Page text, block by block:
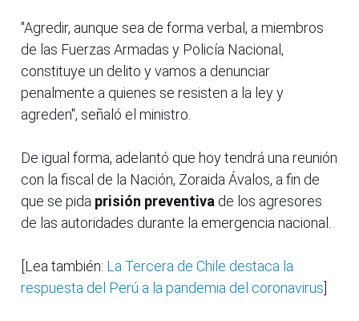
"Agredir, aunque sea de forma verbal, a miembros
de las Fuerzas Armadas y Policía Nacional,
constituye un delito y vamos a denunciar
penalmente a quienes se resisten a la ley y
agreden", señaló el ministro.
De igual forma, adelantó que hoy tendrá una reunión
con la fiscal de la Nación, Zoraida Ávalos, a fin de
que se pida prisión preventiva de los agresores
de las autoridades durante la emergencia nacional.
[Lea también: La Tercera de Chile destaca la
respuesta del Perú a la pandemia del coronavirus